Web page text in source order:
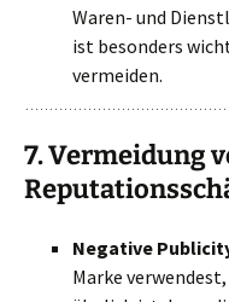
Waren- und
ist besonders
vermeiden.
7.Vermeidung
Negative
Marke